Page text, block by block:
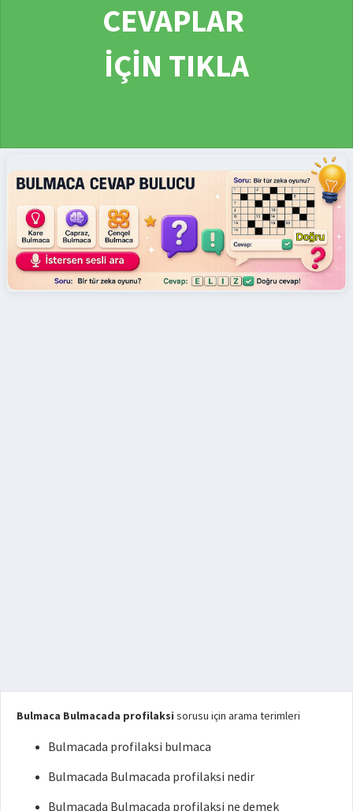
CEVAPLAR
İÇİN TIKLA
Bulmaca Bulmacada profilaksi sorusu için arama terimleri
Bulmacada profilaksi bulmaca
Bulmacada Bulmacada profilaksi nedir
Bulmacada Bulmacada profilaksi ne demek